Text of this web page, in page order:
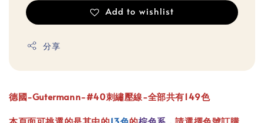
Add to wishlist
分享
德國-Gutermann-#40刺繡壓線-全部共有149色